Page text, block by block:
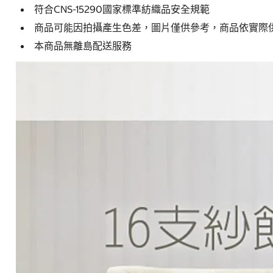
符合CNS-15290國家標準紡織品安全規範
商品可能因拍攝產生色差，圖片僅供參考，商品依實際
本商品無離島配送服務